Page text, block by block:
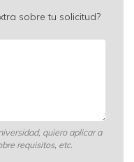
sobre tu solicitud?
quiero aplicar a
requisitos, etc.